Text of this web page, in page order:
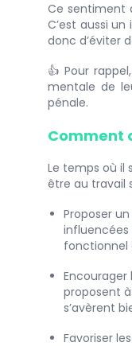
Ce sentiment
C’est aussi
donc d’éviter
👍 Pour
mentale de
pénale.
Comment
Le temps où il
être au travail
Proposer
influencées
fonctionnel
proposent
s’avèrent
Favoriser